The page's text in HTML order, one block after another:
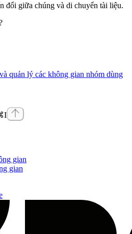
đổi giữa chúng và di chuyển tài liệu.
quản lý các không gian nhóm dùng
I
gian
gian